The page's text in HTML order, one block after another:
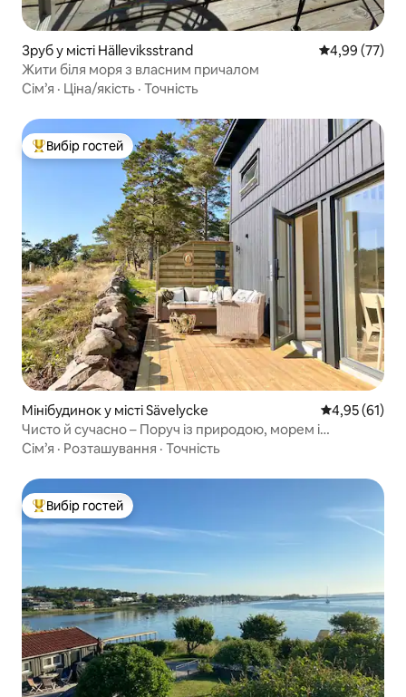
Зруб у місті Hälleviksstrand Середня
4,99 (77)
Жити біля моря з власним причалом
Сім’я · Ціна/якість · Точність
Топ вибір гостей
Вибір гостей
Мінібудинок у місті Sävelycke Середня
4,95 (61)
Чисто й сучасно – Поруч із природою, морем і
Гетеборгом
Сім’я · Розташування · Точність
Топ вибір гостей
Вибір гостей